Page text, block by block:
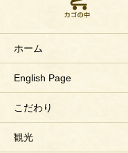
ホーム
English Page
こだわり
観光